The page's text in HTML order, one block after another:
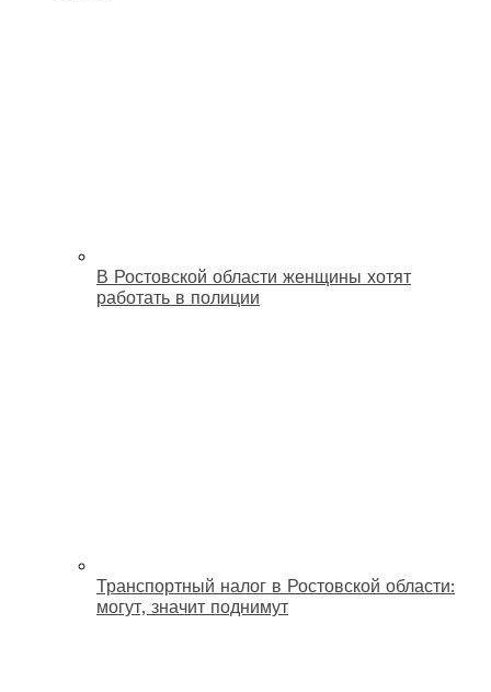
В Ростовской области женщины хотят
работать в полиции
Транспортный налог в Ростовской области:
могут, значит поднимут